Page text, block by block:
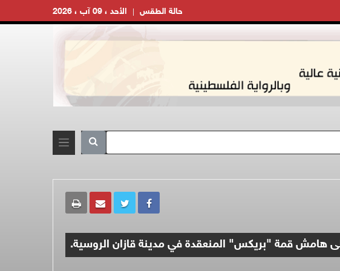
الأحد ، 09 آب ، 2026 حالة الطقس
هامش قمة "بريكس" المنعقدة في مدينة قازان الروسية.